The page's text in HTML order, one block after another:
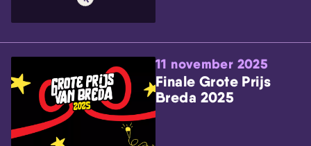
11 november 2025
Finale Grote Prijs
Breda 2025